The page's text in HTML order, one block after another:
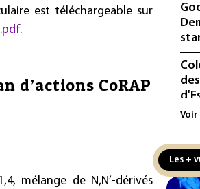
est téléchargeable sur
.
d’actions CoRAP
mélange de N,N’-dérivés
Voir
Les +